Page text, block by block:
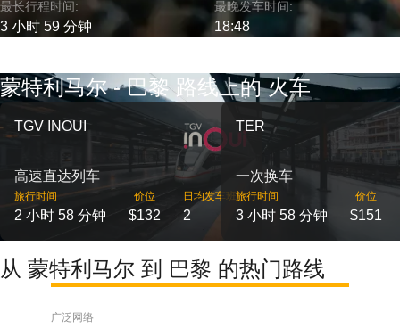
最长行程时间:
3 小时 59 分钟
最晚发车时间:
18:48
蒙特利马尔 - 巴黎 路线上的 火车
TGV INOUI
高速直达列车
旅行时间
2 小时 58 分钟
价位
$132
日均发车班次
2
TER
一次换车
旅行时间
3 小时 58 分钟
价位
$151
从 蒙特利马尔 到 巴黎 的热门路线
广泛网络